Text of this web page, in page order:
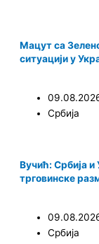
Мацут са
ситуацији у
Србија
Вучић: Србија и
трговинске
Србија